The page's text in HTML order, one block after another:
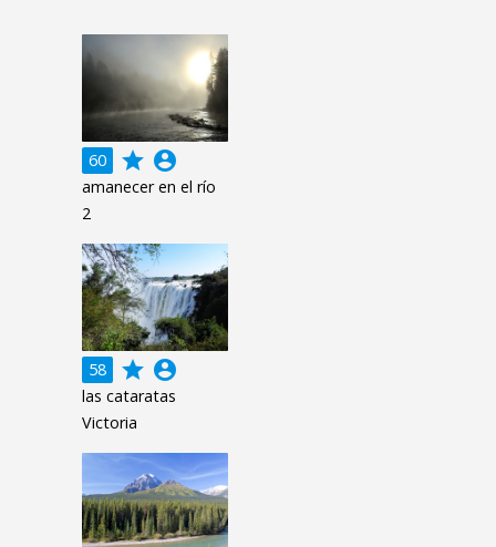
60 grade account_circle
amanecer en el río
2
58 grade account_circle
las cataratas
Victoria